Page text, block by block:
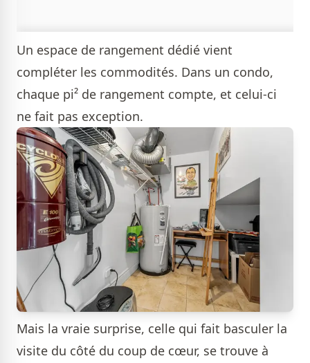
Un espace de rangement dédié vient
compléter les commodités. Dans un condo,
chaque pi² de rangement compte, et celui-ci
ne fait pas exception.
Mais la vraie surprise, celle qui fait basculer la
visite du côté du coup de cœur, se trouve à